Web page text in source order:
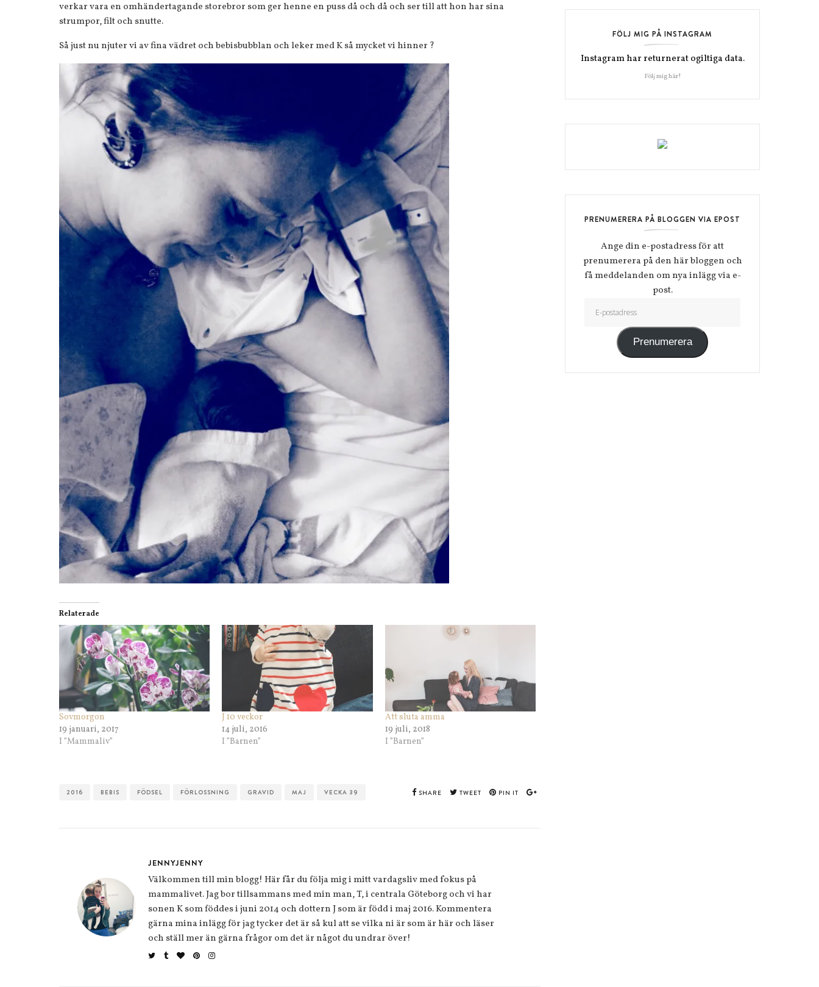
verkar vara en omhändertagande storebror som ger henne en puss då och då och ser till att hon har sina
strumpor, filt och snutte.
Så just nu njuter vi av fina vädret och bebisbubblan och leker med K så mycket vi hinner ?
Relaterade
Sovmorgon
19 januari, 2017
I ”Mammaliv”
J 10 veckor
14 juli, 2016
I ”Barnen”
Att sluta amma
19 juli, 2018
I ”Barnen”
2016 BEBIS FÖDSEL FÖRLOSSNING GRAVID MAJ VECKA 39 SHARE TWEET PIN IT
JENNYJENNY
Välkommen till min blogg! Här får du följa mig i mitt vardagsliv med fokus på
mammalivet. Jag bor tillsammans med min man, T, i centrala Göteborg och vi har
sonen K som föddes i juni 2014 och dottern J som är född i maj 2016. Kommentera
gärna mina inlägg för jag tycker det är så kul att se vilka ni är som är här och läser
och ställ mer än gärna frågor om det är något du undrar över!
FÖLJ MIG PÅ INSTAGRAM
Instagram har returnerat ogiltiga data.
Följ mig här!
PRENUMERERA PÅ BLOGGEN VIA EPOST
Ange din e-postadress för att
prenumerera på den här bloggen och
få meddelanden om nya inlägg via e-
post.
Prenumerera